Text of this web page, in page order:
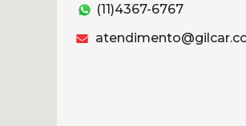
(11)4367-6767